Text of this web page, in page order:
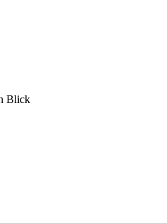
diese Vorzüge zu jeder